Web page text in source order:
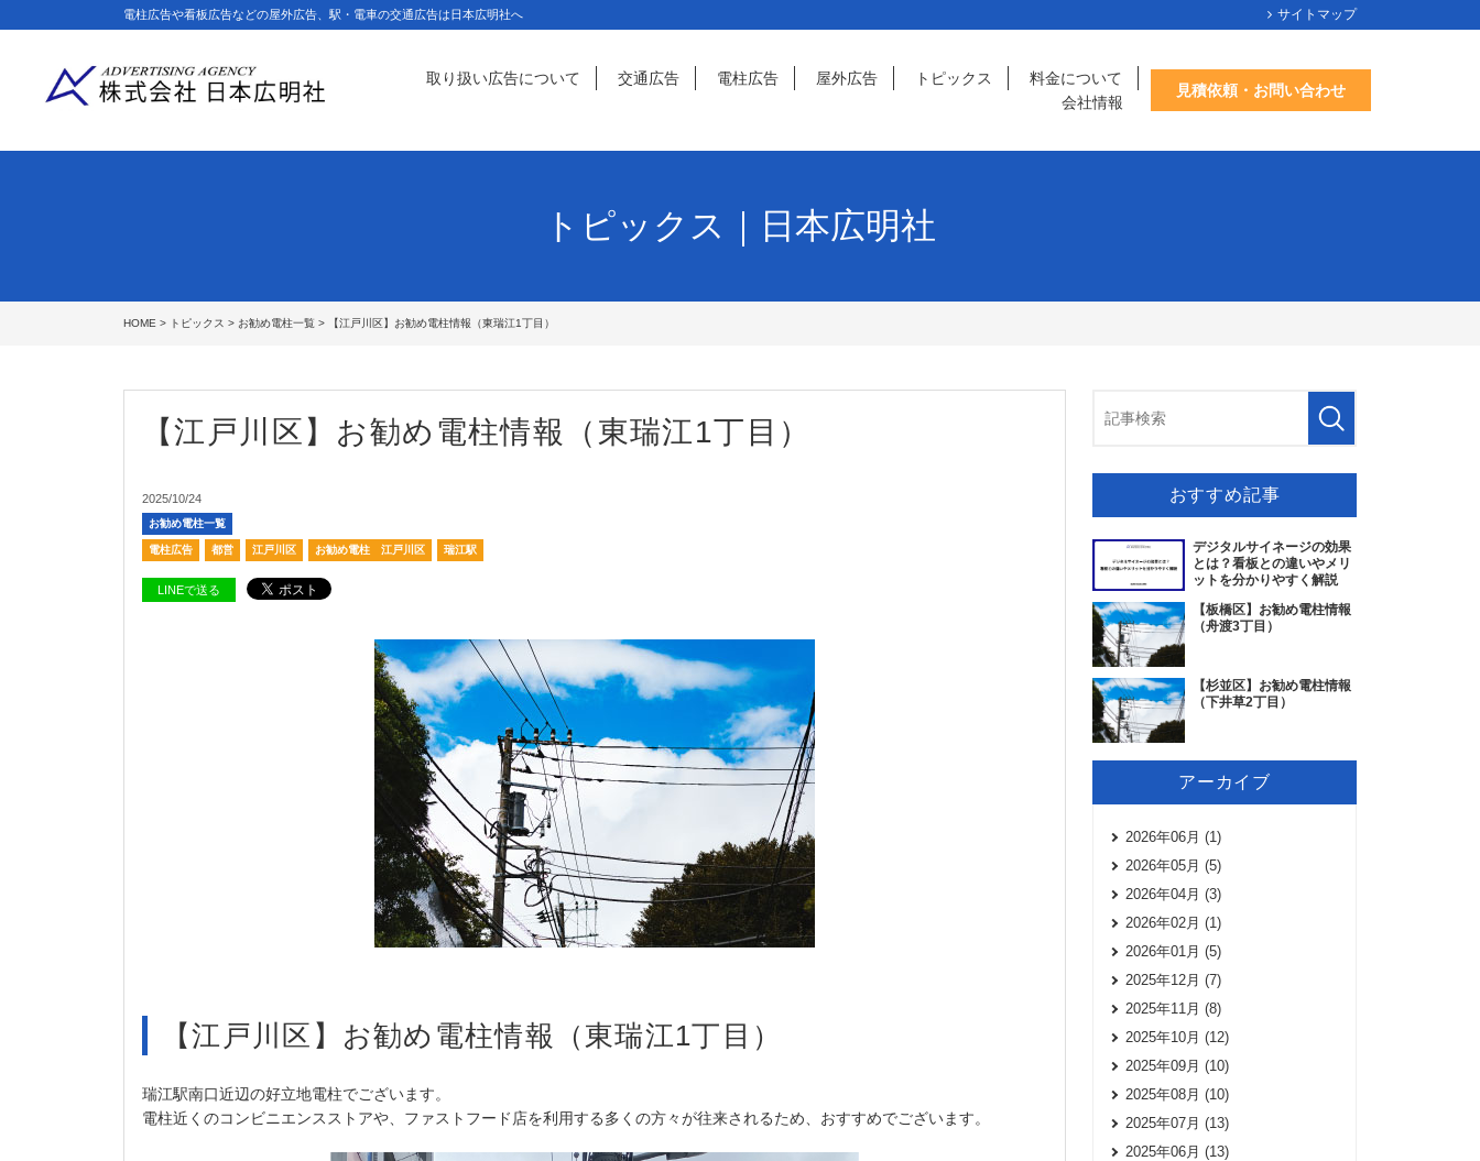
電柱広告や看板広告などの屋外広告、駅・電車の交通広告は日本広明社へ サイトマップ
取り扱い広告について 交通広告 電柱広告 屋外広告 トピックス
料金について
会社情報
見積依頼・お問い合わせ
トピックス｜日本広明社
HOME > トピックス > お勧め電柱一覧 > 【江戸川区】お勧め電柱情報（東瑞江1丁目）
【江戸川区】お勧め電柱情報（東瑞江1丁目）
2025/10/24
お勧め電柱一覧
電柱広告 都営 江戸川区 お勧め電柱 江戸川区 瑞江駅
LINEで送る
【江戸川区】お勧め電柱情報（東瑞江1丁目）
瑞江駅南口近辺の好立地電柱でございます。
電柱近くのコンビニエンスストアや、ファストフード店を利用する多くの方々が往来されるため、おすすめでございます。
おすすめ記事
デジタルサイネージの効果
とは？看板との違いやメリ
ットを分かりやすく解説
【板橋区】お勧め電柱情報
（舟渡3丁目）
【杉並区】お勧め電柱情報
（下井草2丁目）
アーカイブ
2026年06月 (1)
2026年05月 (5)
2026年04月 (3)
2026年02月 (1)
2026年01月 (5)
2025年12月 (7)
2025年11月 (8)
2025年10月 (12)
2025年09月 (10)
2025年08月 (10)
2025年07月 (13)
2025年06月 (13)